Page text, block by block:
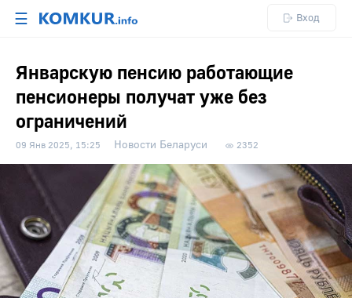
☰ Вход
Январскую пенсию работающие
пенсионеры получат уже без
ограничений
09 Янв 2025, 15:25 Новости Беларуси 2352